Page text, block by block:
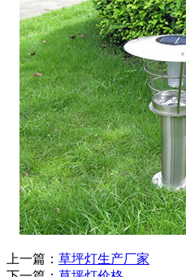
上一篇： 草坪灯生产厂家